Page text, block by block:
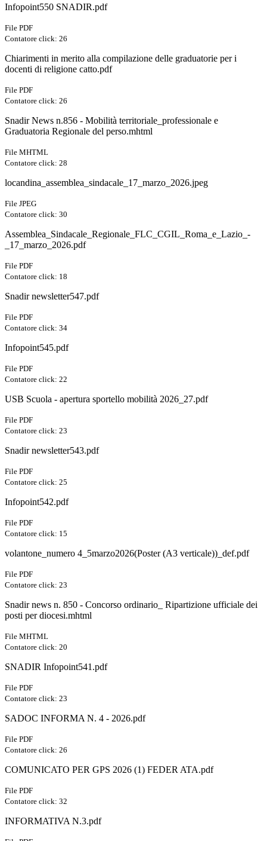
Infopoint550 SNADIR.pdf
File PDF
Contatore click: 26
Chiarimenti in merito alla compilazione delle graduatorie per i
docenti di religione catto.pdf
File PDF
Contatore click: 26
Snadir News n.856 - Mobilità territoriale_professionale e
Graduatoria Regionale del perso.mhtml
File MHTML
Contatore click: 28
locandina_assemblea_sindacale_17_marzo_2026.jpeg
File JPEG
Contatore click: 30
Assemblea_Sindacale_Regionale_FLC_CGIL_Roma_e_Lazio_-
_17_marzo_2026.pdf
File PDF
Contatore click: 18
Snadir newsletter547.pdf
File PDF
Contatore click: 34
Infopoint545.pdf
File PDF
Contatore click: 22
USB Scuola - apertura sportello mobilità 2026_27.pdf
File PDF
Contatore click: 23
Snadir newsletter543.pdf
File PDF
Contatore click: 25
Infopoint542.pdf
File PDF
Contatore click: 15
volantone_numero 4_5marzo2026(Poster (A3 verticale))_def.pdf
File PDF
Contatore click: 23
Snadir news n. 850 - Concorso ordinario_ Ripartizione ufficiale dei
posti per diocesi.mhtml
File MHTML
Contatore click: 20
SNADIR Infopoint541.pdf
File PDF
Contatore click: 23
SADOC INFORMA N. 4 - 2026.pdf
File PDF
Contatore click: 26
COMUNICATO PER GPS 2026 (1) FEDER ATA.pdf
File PDF
Contatore click: 32
INFORMATIVA N.3.pdf